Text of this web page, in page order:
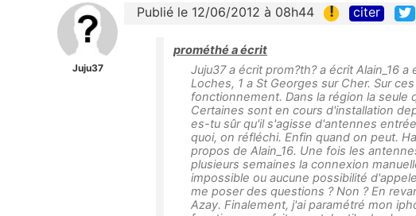
Juju37
Publié le 12/06/2012 à 08h44 ! citer
prométhé a écrit
Juju37 a écrit prom?th? a écrit Alain_16
Loches, 1 a St Georges sur Cher. Sur
fonctionnement. Dans la région la seule
Certaines sont en cours d'installation
es-tu sûr qu'il s'agisse d'antennes
quoi, on réfléchi. Enfin quand on peut.
propos de Alain_16. Une fois les
plusieurs semaines la connexion
impossible ou aucune possibilité
me poser des questions ? Non ? En
Azay. Finalement, j'ai paramétré mon